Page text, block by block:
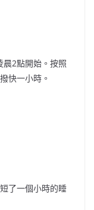
晨2點開始。按照
快一小時。
了一個小時的睡